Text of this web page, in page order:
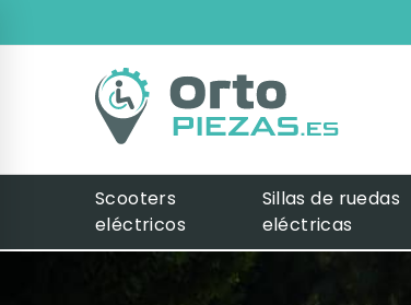
Scooters
eléctricos
Sillas de ruedas
eléctricas